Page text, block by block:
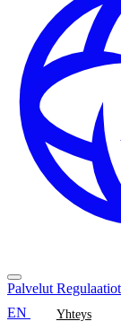
Palvelut Regulaatiot
EN
Yhteys